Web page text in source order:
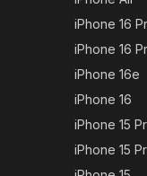
iPhone 16
iPhone 16
iPhone 16e
iPhone 16
iPhone 15
iPhone 15